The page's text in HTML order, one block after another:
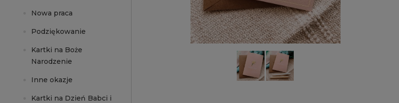
Nowa praca
Podziękowanie
Kartki na Boże
Narodzenie
Inne okazje
Kartki na Dzień Babci i